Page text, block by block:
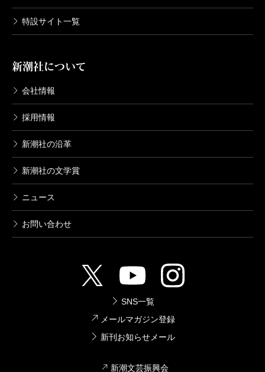
特設サイト一覧
新潮社について
会社情報
採用情報
新潮社の沿革
新潮社の文学賞
ニュース
お問い合わせ
SNS一覧
メールマガジン登録
新刊お知らせメール
新潮文芸振興会